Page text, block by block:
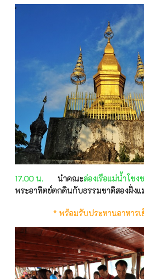
17.00 น. นำคณะล่องเรือแม่น้ำโข
พระอาทิตย์ตกดินกับธรรมชาติสองฝั่งแ
* พร้อมรับประทานอาหาร